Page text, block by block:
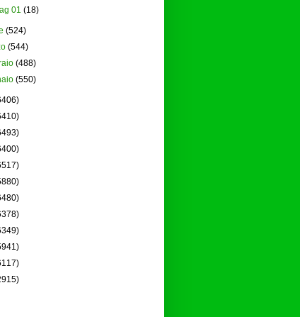
01 (18)
(524)
(544)
(488)
(550)